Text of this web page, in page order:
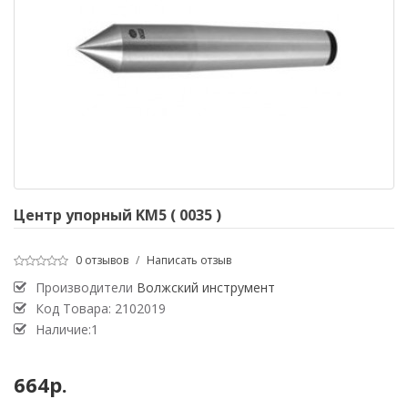
Центр упорный KM5 ( 0035 )
0 отзывов / Написать отзыв
Производители Волжский инструмент
Код Товара: 2102019
Наличие:1
664р.